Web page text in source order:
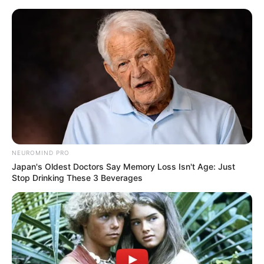
Neymar bohaterem serialu Netfliksa.
Oto zapowiedź dokumentu „Neymar:
The Perfect Chaos”
14 grudnia 2021 Aktualności
NEUROMIND PRO
Japan's Oldest Doctors Say Memory Loss Isn't Age: Just
Stop Drinking These 3 Beverages